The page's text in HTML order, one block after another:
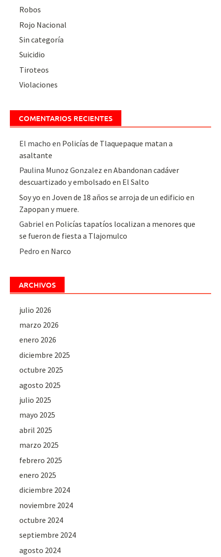
Robos
Rojo Nacional
Sin categoría
Suicidio
Tiroteos
Violaciones
COMENTARIOS RECIENTES
El macho en Policías de Tlaquepaque matan a
asaltante
Paulina Munoz Gonzalez enAbandonan cadáver
descuartizado y embolsado en El Salto
Soy yo enJoven de 18 años se arroja de un edificio en
Zapopan y muere.
Gabriel en Policías tapatíos localizan a menores que
se fueron de fiesta a Tlajomulco
Pedro en Narco
ARCHIVOS
julio 2026
marzo 2026
enero 2026
diciembre 2025
octubre 2025
agosto 2025
julio 2025
mayo 2025
abril 2025
marzo 2025
febrero 2025
enero 2025
diciembre 2024
noviembre 2024
octubre 2024
septiembre 2024
agosto 2024